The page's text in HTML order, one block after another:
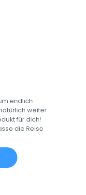
endlich
weiter
für dich!
die Reise